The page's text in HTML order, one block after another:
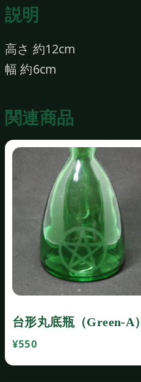
説明
高さ 約12cm
幅 約6cm
関連商品
台形丸底瓶（Green‐A）
¥550